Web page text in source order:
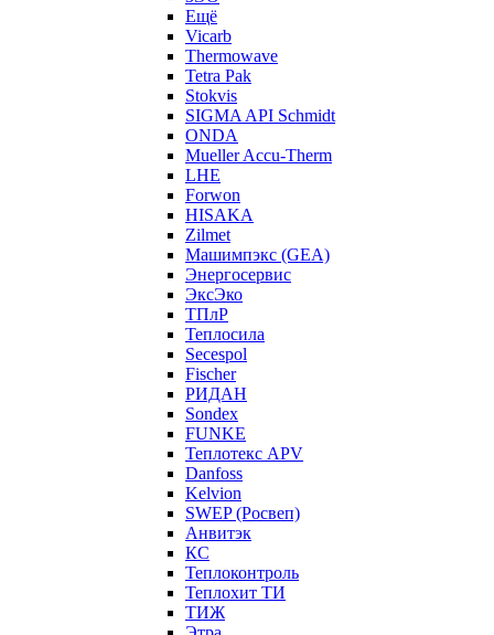
Ещё
Vicarb
Thermowave
Tetra Pak
Stokvis
SIGMA API Schmidt
ONDA
Mueller Accu-Therm
LHE
Forwon
HISAKA
Zilmet
Машимпэкс (GEA)
Энергосервис
ЭксЭко
ТПлР
Теплосила
Secespol
Fischer
РИДАН
Sondex
FUNKE
Теплотекс APV
Danfoss
Kelvion
SWEP (Росвеп)
Анвитэк
КС
Теплоконтроль
Теплохит ТИ
ТИЖ